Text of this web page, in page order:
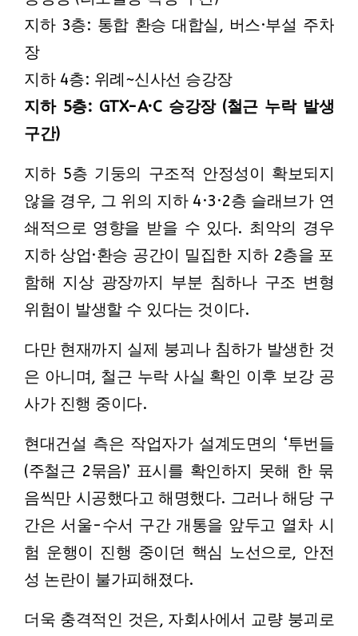
지하 3층: 통합 환승 대합실, 버스·부설 주차
장
지하 4층: 위례~신사선 승강장
지하 5층: GTX-A·C 승강장 (철근 누락 발생
구간)
지하 5층 기둥의 구조적 안정성이 확보되지
않을 경우, 그 위의 지하 4·3·2층 슬래브가 연
쇄적으로 영향을 받을 수 있다. 최악의 경우
지하 상업·환승 공간이 밀집한 지하 2층을 포
함해 지상 광장까지 부분 침하나 구조 변형
위험이 발생할 수 있다는 것이다.
다만 현재까지 실제 붕괴나 침하가 발생한 것
은 아니며, 철근 누락 사실 확인 이후 보강 공
사가 진행 중이다.
현대건설 측은 작업자가 설계도면의 ‘투번들
(주철근 2묶음)’ 표시를 확인하지 못해 한 묶
음씩만 시공했다고 해명했다. 그러나 해당 구
간은 서울-수서 구간 개통을 앞두고 열차 시
험 운행이 진행 중이던 핵심 노선으로, 안전
성 논란이 불가피해졌다.
더욱 충격적인 것은, 자회사에서 교량 붕괴로